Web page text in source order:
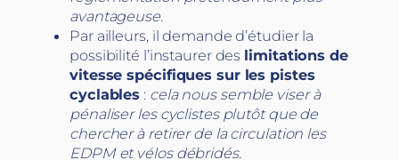
avantageuse.
Par ailleurs, il demande d’étudier la
possibilité l’instaurer des limitations de
vitesse spécifiques sur les pistes
cyclables : cela nous semble viser à
pénaliser les cyclistes plutôt que de
chercher à retirer de la circulation les
EDPM et vélos débridés.